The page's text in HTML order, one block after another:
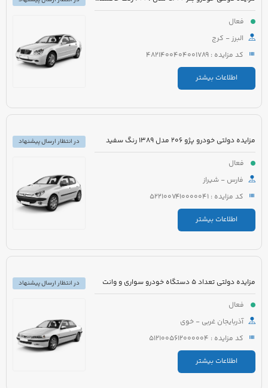
فعال
البرز - کرج
کد مزایده : 4821400404001789
اطلاعات بیشتر
مزایده دولتی خودرو پژو 206 مدل 1389 رنگ سفید
فعال
فارس - شیراز
کد مزایده : 5221007410000041
اطلاعات بیشتر
در انتظار ارسال پیشنهاد
مزایده دولتی تعداد 5 دستگاه خودرو سواری و وانت
فعال
آذربایجان غربی - خوی
کد مزایده : 5121005612000004
اطلاعات بیشتر
در انتظار ارسال پیشنهاد